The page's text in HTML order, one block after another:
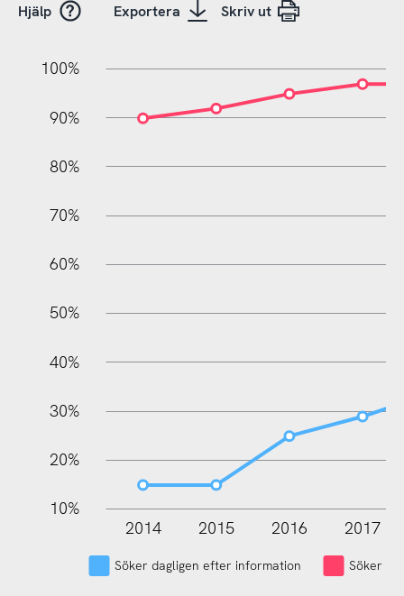
Hjälp Exportera Skriv ut
10%
20%
30%
40%
50%
60%
70%
80%
90%
100%
2014 2015 2016 2017
Söker dagligen efter information Söker